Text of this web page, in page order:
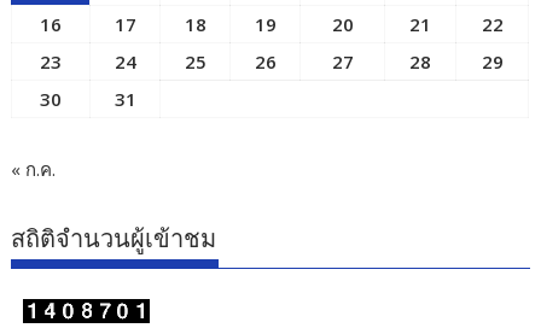
16
17 18 19 20 21
22
23
24 25 26 27 28
29
30
31
« ก.ค.
สถิติจำนวนผู้เข้าชม